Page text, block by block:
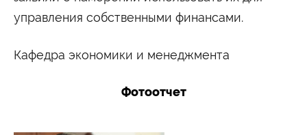
управления собственными финансами.
Кафедра экономики и менеджмента
Фотоотчет